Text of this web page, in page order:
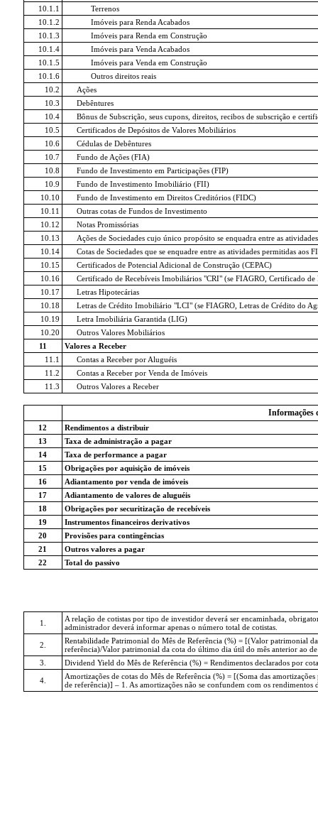
10.1.1
Terrenos
10.1.2
Imóveis para Renda Acabados
10.1.3
Imóveis para Renda em Construção
10.1.4
Imóveis para Venda Acabados
10.1.5
Imóveis para Venda em Construção
10.1.6
Outros direitos reais
10.2
Ações
10.3
Debêntures
10.4
Bônus de Subscrição, seus cupons, direitos, recibos de subscrição e
10.5
Certificados de Depósitos de Valores Mobiliários
10.6
Cédulas de Debêntures
10.7
Fundo de Ações (FIA)
10.8
Fundo de Investimento em Participações (FIP)
10.9
Fundo de Investimento Imobiliário (FII)
10.10
Fundo de Investimento em Direitos Creditórios (FIDC)
10.11
Outras cotas de Fundos de Investimento
10.12
Notas Promissórias
10.13
Ações de Sociedades cujo único propósito se enquadra entre as
10.14
Cotas de Sociedades que se enquadre entre as atividades permitidas aos
10.15
Certificados de Potencial Adicional de Construção (CEPAC)
10.16
Certificado de Recebíveis Imobiliários "CRI" (se FIAGRO, Certificado
10.17
Letras Hipotecárias
10.18
Letras de Crédito Imobiliário "LCI" (se FIAGRO, Letras de Crédito do
10.19
Letra Imobiliária Garantida (LIG)
10.20
Outros Valores Mobiliários
11
Valores a Receber
11.1
Contas a Receber por Aluguéis
11.2
Contas a Receber por Venda de Imóveis
11.3
Outros Valores a Receber
Informações
12
Rendimentos a distribuir
13
Taxa de administração a pagar
14
Taxa de performance a pagar
15
Obrigações por aquisição de imóveis
16
Adiantamento por venda de imóveis
17
Adiantamento de valores de aluguéis
18
Obrigações por securitização de recebíveis
19
Instrumentos financeiros derivativos
20
Provisões para contingências
21
Outros valores a pagar
22
Total do passivo
1.
A relação de cotistas por tipo de investidor deverá ser encaminhada,
administrador deverá informar apenas o número total de cotistas.
2.
Rentabilidade Patrimonial do Mês de Referência (%) = [(Valor patrimonial
referência)/Valor patrimonial da cota do último dia útil do mês anterior ao
3.
Dividend Yield do Mês de Referência (%) = Rendimentos declarados por
4.
Amortizações de cotas do Mês de Referência (%) = [(Soma das
de referência)] – 1. As amortizações não se confundem com os rendimentos